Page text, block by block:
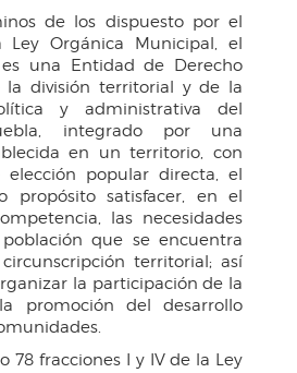
de los dispuesto por el
Orgánica Municipal, el
una Entidad de Derecho
la división territorial y de la
y administrativa del
integrado por una
en un territorio, con
elección popular directa, el
propósito satisfacer, en el
las necesidades
que se encuentra
territorial; así
la participación de la
promoción del desarrollo
78 fracciones I y IV de la Ley